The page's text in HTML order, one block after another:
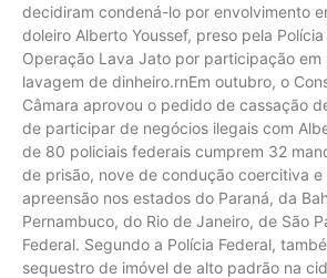
decidiram condená-lo por envolvimento
doleiro Alberto Youssef, preso pela Polícia
Operação Lava Jato por participação em
lavagem de dinheiro.rnEm outubro, o
Câmara aprovou o pedido de cassação
de participar de negócios ilegais com
de 80 policiais federais cumprem 32
de prisão, nove de condução coercitiva
apreensão nos estados do Paraná, da
Pernambuco, do Rio de Janeiro, de São
Federal. Segundo a Polícia Federal,
sequestro de imóvel de alto padrão na